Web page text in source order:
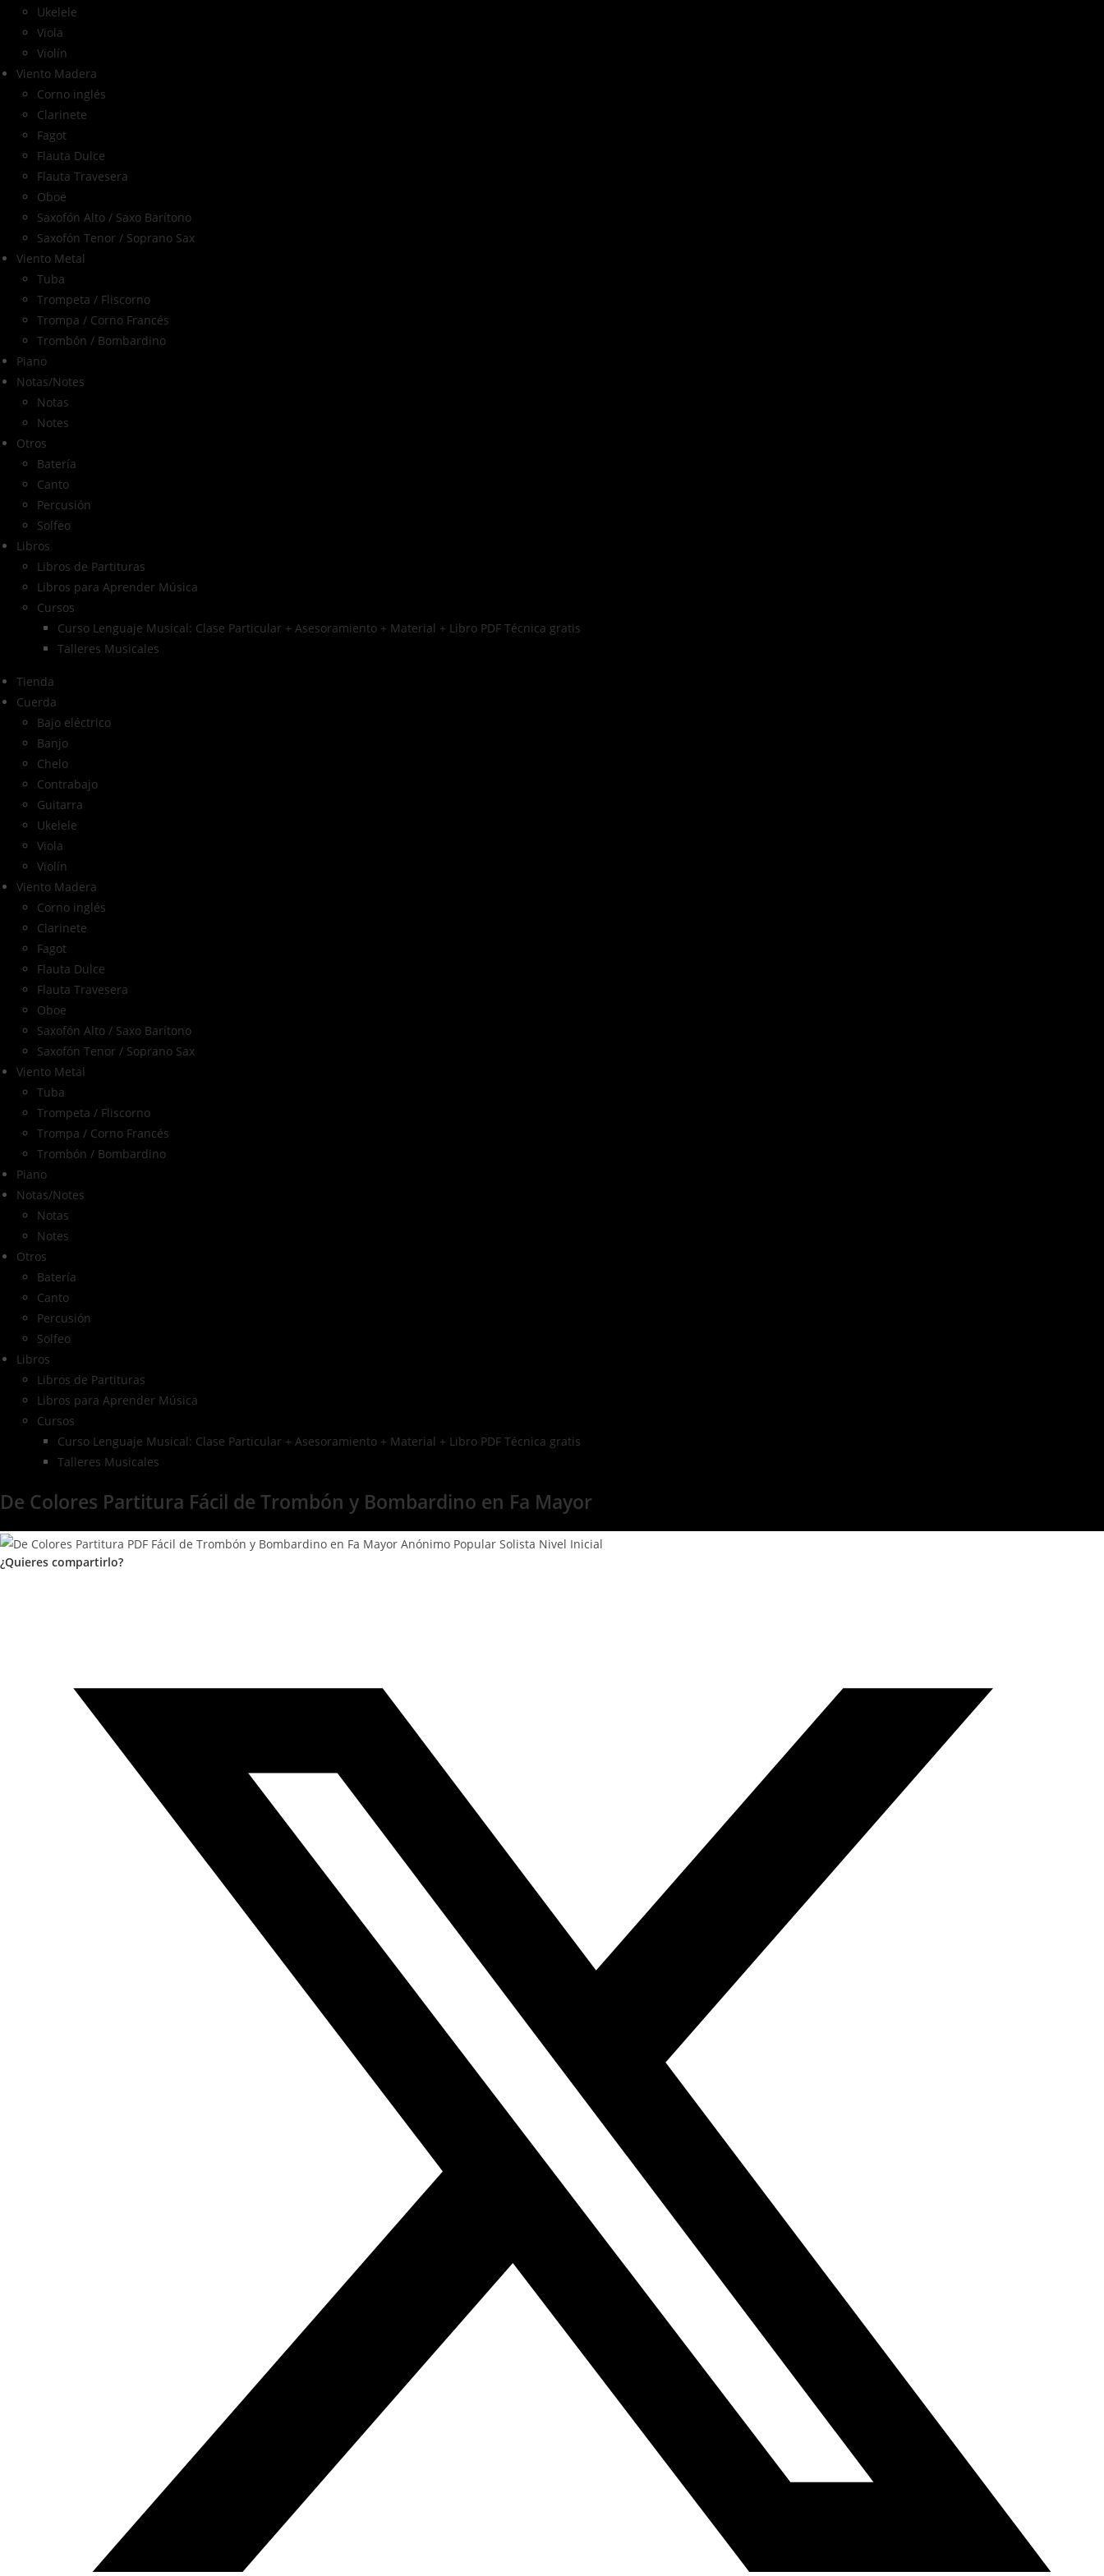
Ukelele
Viola
Violín
Viento Madera
Corno inglés
Clarinete
Fagot
Flauta Dulce
Flauta Travesera
Oboe
Saxofón Alto / Saxo Barítono
Saxofón Tenor / Soprano Sax
Viento Metal
Tuba
Trompeta / Fliscorno
Trompa / Corno Francés
Trombón / Bombardino
Piano
Notas/Notes
Notas
Notes
Otros
Batería
Canto
Percusión
Solfeo
Libros
Libros de Partituras
Libros para Aprender Música
Cursos
Curso Lenguaje Musical: Clase Particular + Asesoramiento + Material + Libro PDF Técnica gratis
Talleres Musicales
Tienda
Cuerda
Bajo eléctrico
Banjo
Chelo
Contrabajo
Guitarra
Ukelele
Viola
Violín
Viento Madera
Corno inglés
Clarinete
Fagot
Flauta Dulce
Flauta Travesera
Oboe
Saxofón Alto / Saxo Barítono
Saxofón Tenor / Soprano Sax
Viento Metal
Tuba
Trompeta / Fliscorno
Trompa / Corno Francés
Trombón / Bombardino
Piano
Notas/Notes
Notas
Notes
Otros
Batería
Canto
Percusión
Solfeo
Libros
Libros de Partituras
Libros para Aprender Música
Cursos
Curso Lenguaje Musical: Clase Particular + Asesoramiento + Material + Libro PDF Técnica gratis
Talleres Musicales
De Colores Partitura Fácil de Trombón y Bombardino en Fa Mayor
¿Quieres compartirlo?